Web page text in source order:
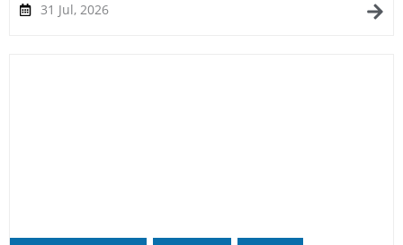
31 Jul, 2026